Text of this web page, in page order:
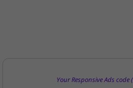
Your Responsive Ads code